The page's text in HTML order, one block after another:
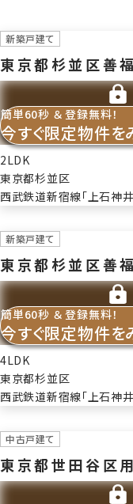
国土法届出不要
建築確認番号
第KS126-3120-50858号
条件等
現況
建築中
借地期間/地代(月
額)
--/-
権利金
敷金/保証金
-/-
維持費等
その他一時金
引渡し
相談
備考
■ファイナンシャルプラン
いて、個別にご相談を承り
取引態様
仲介
情報更新日
簡単60秒 ＆ 登録無料！
今すぐ限定物件を
新築戸建て
東京都杉並区善
2LDK
東京都杉並区
西武鉄道新宿線「上石神
簡単60秒 ＆ 登録無料！
今すぐ限定物件を
新築戸建て
東京都杉並区善
4LDK
東京都杉並区
西武鉄道新宿線「上石神
中古戸建て
東京都世田谷区